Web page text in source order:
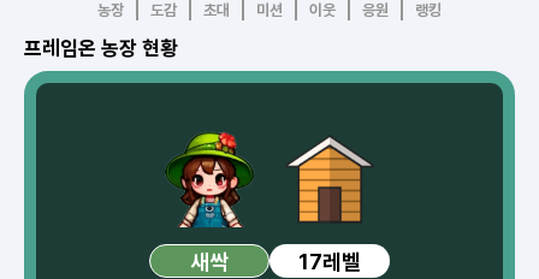
농장 도감 초대 미션 이웃 응원 랭킹
프레임온 농장 현황
새싹 17레벨